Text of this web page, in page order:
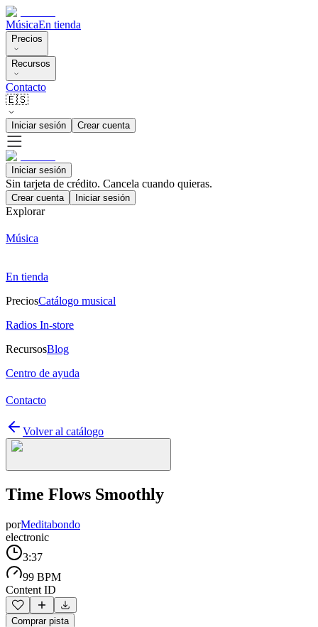
MúsicaEn tienda
Precios
Recursos
Contacto
🇪🇸
Iniciar sesión Crear cuenta
Iniciar sesión
Sin tarjeta de crédito. Cancela cuando quieras.
Crear cuenta Iniciar sesión
Explorar
Música
En tienda
PreciosCatálogo musical
Radios In-store
RecursosBlog
Centro de ayuda
Contacto
Volver al catálogo
Time Flows Smoothly
porMeditabondo
electronic
3:37
99 BPM
Content ID
Comprar pista